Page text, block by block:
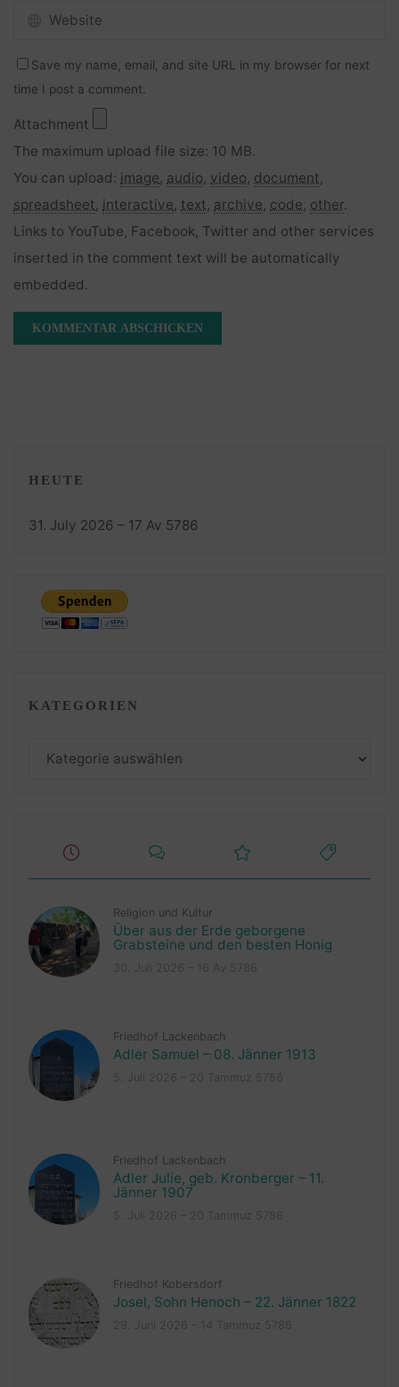
Save my name, email, and site URL in my browser for next
time I post a comment.
Attachment
The maximum upload file size: 10 MB.
You can upload: image, audio, video, document,
spreadsheet, interactive, text, archive, code, other.
Links to YouTube, Facebook, Twitter and other services
inserted in the comment text will be automatically
embedded.
HEUTE
31. July 2026 – 17 Av 5786
KATEGORIEN
Religion und Kultur
Über aus der Erde geborgene
Grabsteine und den besten Honig
Friedhof Lackenbach
Adler Samuel – 08. Jänner 1913
Friedhof Lackenbach
Adler Julie, geb. Kronberger – 11.
Jänner 1907
Friedhof Kobersdorf
Josel, Sohn Henoch – 22. Jänner 1822